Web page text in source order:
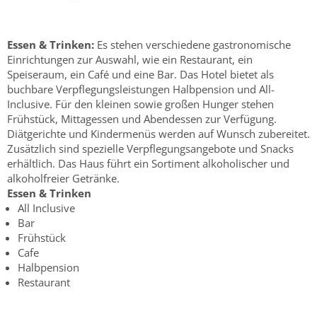
Essen & Trinken: Es stehen verschiedene gastronomische
Einrichtungen zur Auswahl, wie ein Restaurant, ein
Speiseraum, ein Café und eine Bar. Das Hotel bietet als
buchbare Verpflegungsleistungen Halbpension und All-
Inclusive. Für den kleinen sowie großen Hunger stehen
Frühstück, Mittagessen und Abendessen zur Verfügung.
Diätgerichte und Kindermenüs werden auf Wunsch zubereitet.
Zusätzlich sind spezielle Verpflegungsangebote und Snacks
erhältlich. Das Haus führt ein Sortiment alkoholischer und
alkoholfreier Getränke.
Essen & Trinken
All Inclusive
Bar
Frühstück
Cafe
Halbpension
Restaurant